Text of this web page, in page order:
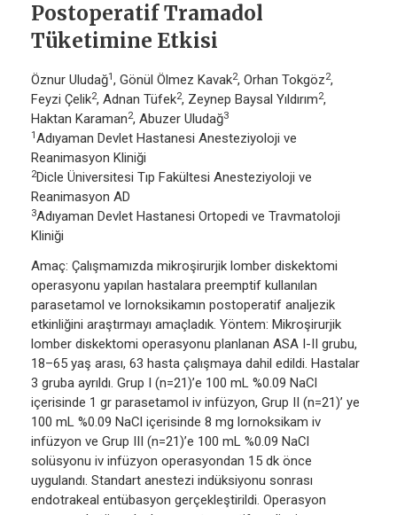
Postoperatif Tramadol
Tüketimine Etkisi
Öznur Uludağ1, Gönül Ölmez Kavak2, Orhan Tokgöz2,
Feyzi Çelik2, Adnan Tüfek2, Zeynep Baysal Yıldırım2,
Haktan Karaman2, Abuzer Uludağ3
1Adıyaman Devlet Hastanesi Anesteziyoloji ve
Reanimasyon Kliniği
2Dicle Üniversitesi Tıp Fakültesi Anesteziyoloji ve
Reanimasyon AD
3Adıyaman Devlet Hastanesi Ortopedi ve Travmatoloji
Kliniği
Amaç: Çalışmamızda mikroşirurjik lomber diskektomi
operasyonu yapılan hastalara preemptif kullanılan
parasetamol ve lornoksikamın postoperatif analjezik
etkinliğini araştırmayı amaçladık. Yöntem: Mikroşirurjik
lomber diskektomi operasyonu planlanan ASA I-II grubu,
18–65 yaş arası, 63 hasta çalışmaya dahil edildi. Hastalar
3 gruba ayrıldı. Grup I (n=21)’e 100 mL %0.09 NaCl
içerisinde 1 gr parasetamol iv infüzyon, Grup II (n=21)’ ye
100 mL %0.09 NaCl içerisinde 8 mg lornoksikam iv
infüzyon ve Grup III (n=21)’e 100 mL %0.09 NaCl
solüsyonu iv infüzyon operasyondan 15 dk önce
uygulandı. Standart anestezi indüksiyonu sonrası
endotrakeal entübasyon gerçekleştirildi. Operasyon